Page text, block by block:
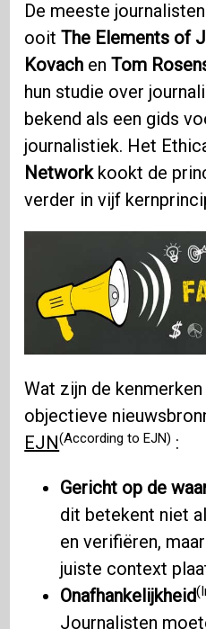
De meeste
ooitThe Elements of
Kovach enTom
hun studie over
bekend als een gids
journalistiek. Het
Networkkookt de
verder in vijf
Wat zijn de
objectieve
EJN(According to EJN) :
Gericht op de
dit betekent niet
en verifiëren,
juiste context
Onafhankelijkheid
Journalisten